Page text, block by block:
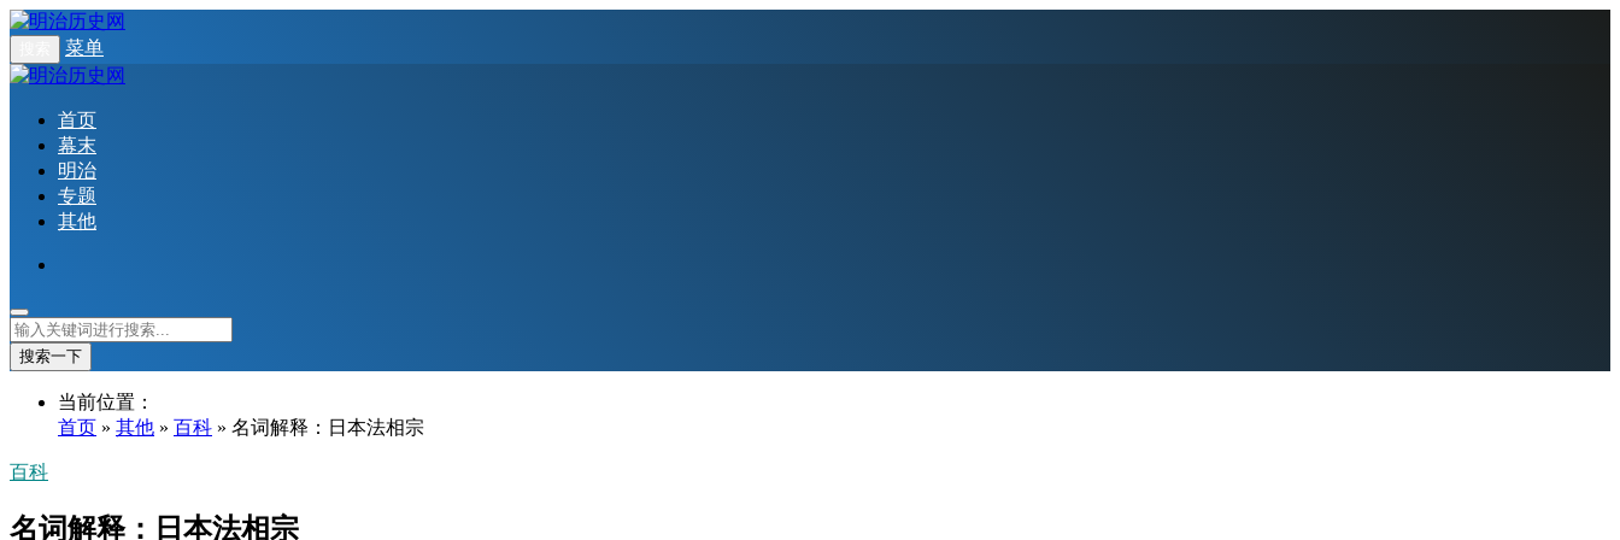
菜单
首页
幕末
明治
专题
其他
搜索一下
当前位置：
首页 » 其他 » 百科 » 名词解释：日本法相宗
百科
名词解释：日本法相宗